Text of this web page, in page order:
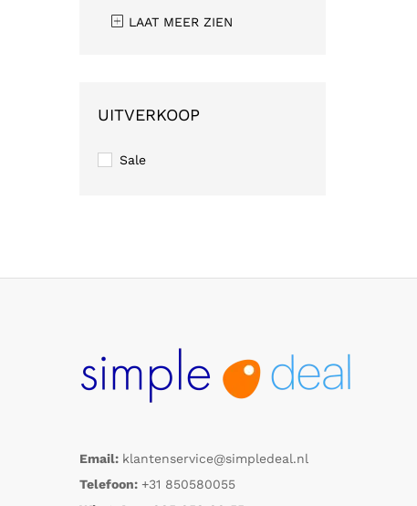
LAAT MEER ZIEN
UITVERKOOP
Sale
Email: klantenservice@simpledeal.nl
Telefoon: +31 850580055